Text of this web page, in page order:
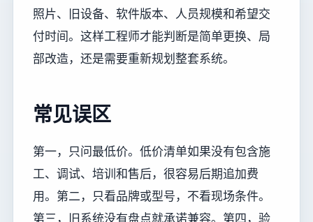
照片、旧设备、软件版本、人员规模和希望交
付时间。这样工程师才能判断是简单更换、局
部改造，还是需要重新规划整套系统。
常见误区
第一，只问最低价。低价清单如果没有包含施
工、调试、培训和售后，很容易后期追加费
用。第二，只看品牌或型号，不看现场条件。
第三，旧系统没有盘点就承诺兼容。第四，验